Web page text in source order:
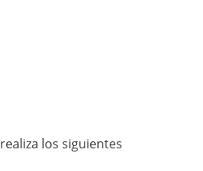
realiza los siguientes